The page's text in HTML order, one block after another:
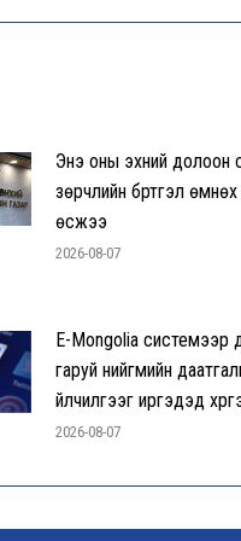
Энэ оны эхний долоон
зөрчлийн бүртгэл
өсжээ
2026-08-07
E-Mongolia системээр
гаруй нийгмийн
үйлчилгээг иргэдэд
2026-08-07